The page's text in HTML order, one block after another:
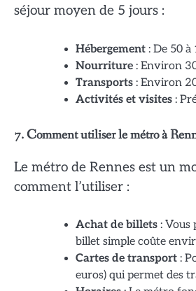
séjour moyen de 5 jours :
Hébergement : De 50
Nourriture : Environ
Transports : Environ
Activités et visites :
7. Comment utiliser le métro à
Le métro de Rennes est un
comment l’utiliser :
Achat de billets : Vous
billet simple coûte
Cartes de transport :
euros) qui permet des